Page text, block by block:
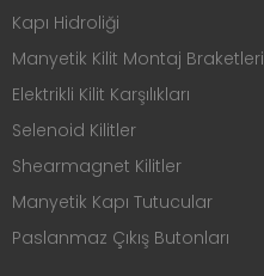
Kapı Hidroliği
Manyetik Kilit Montaj Braketleri
Elektrikli Kilit Karşılıkları
Selenoid Kilitler
Shearmagnet Kilitler
Manyetik Kapı Tutucular
Paslanmaz Çıkış Butonları